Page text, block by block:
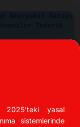
2025’teki yasal
sistemlerinde